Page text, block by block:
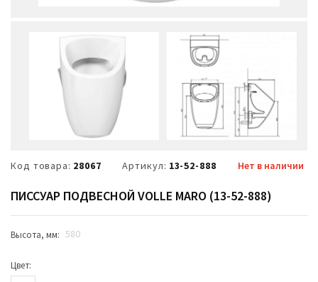
Код товара: 28067 Артикул: 13-52-888 Нет в наличии
ПИССУАР ПОДВЕСНОЙ VOLLE MARO (13-52-888)
Высота, мм: 580
Цвет: